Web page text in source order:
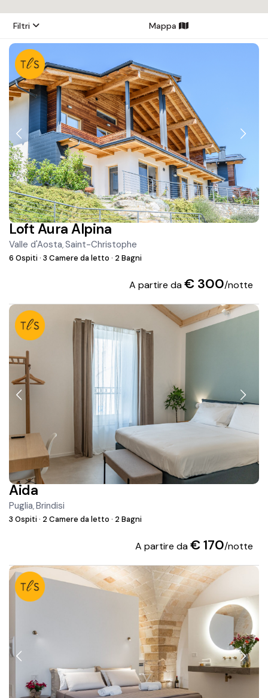
Filtri Mappa
Loft Aura Alpina
Valle d'Aosta,Saint-Christophe
6 Ospiti· 3 Camere da letto· 2 Bagni
A partire da€ 300/notte
Aida
Puglia,Brindisi
3 Ospiti· 2 Camere da letto· 2 Bagni
A partire da€ 170/notte